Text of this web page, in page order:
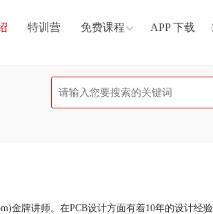
特训营 免费课程 APP 下载
金牌讲师。在PCB设计方面有着10年的设计经